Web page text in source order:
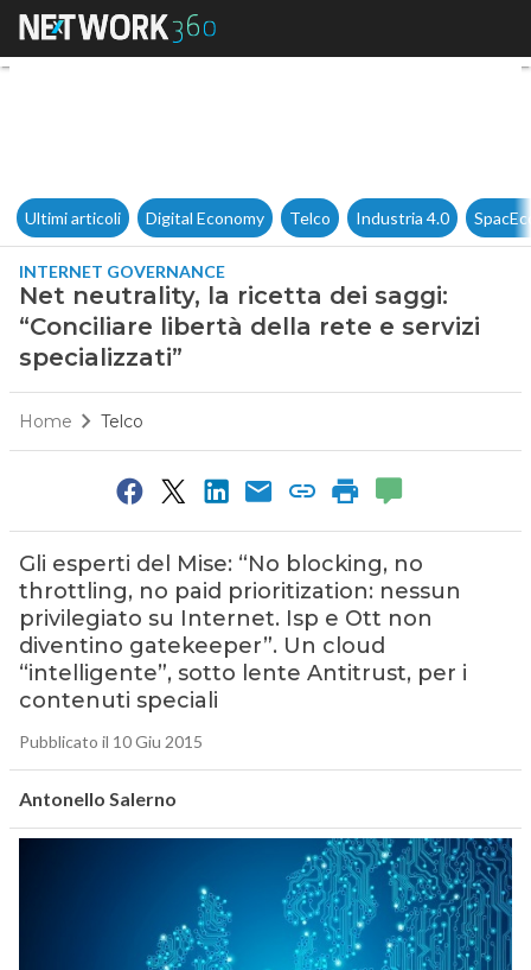
Net neutrality, la ricetta dei
Ultimi articoli Digital Economy Telco Industria 4.0
INTERNET GOVERNANCE
Net neutrality, la ricetta dei saggi:
“Conciliare libertà della rete e servizi
specializzati”
Home Telco
Gli esperti del Mise: “No blocking, no
throttling, no paid prioritization: nessun
privilegiato su Internet. Isp e Ott non
diventino gatekeeper”. Un cloud
“intelligente”, sotto lente Antitrust, per i
contenuti speciali
Pubblicato il 10 Giu 2015
Antonello Salerno